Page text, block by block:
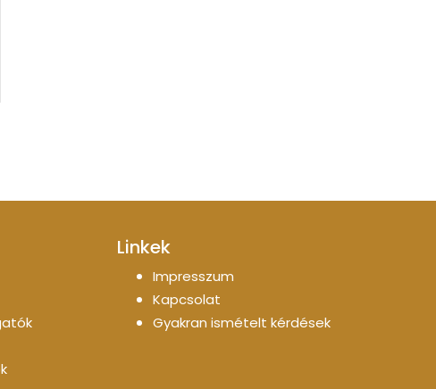
Linkek
Impresszum
Kapcsolat
Gyakran ismételt kérdések